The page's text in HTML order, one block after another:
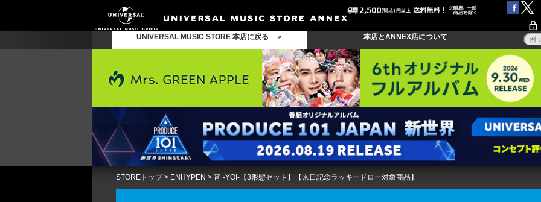
UNIVERSAL MUSIC STORE 本店に戻る ＞ 本店とANNEX店について
STOREトップ> ENHYPEN > 宵 -YOI-【3形態セット】【来日記念ラッキードロー対象商品】